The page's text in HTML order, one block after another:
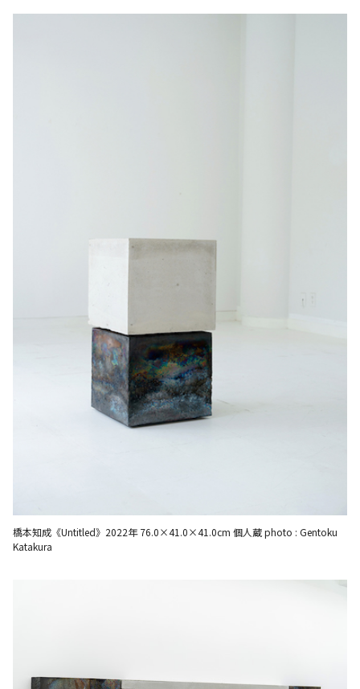
橋本知成《Untitled》2022年 76.0×41.0×41.0cm 個人蔵 photo : Gentoku
Katakura